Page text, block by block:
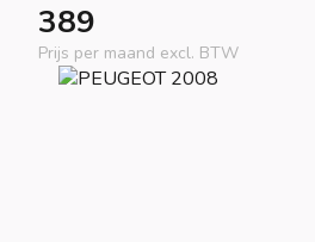
389
Prijs per maand excl. BTW